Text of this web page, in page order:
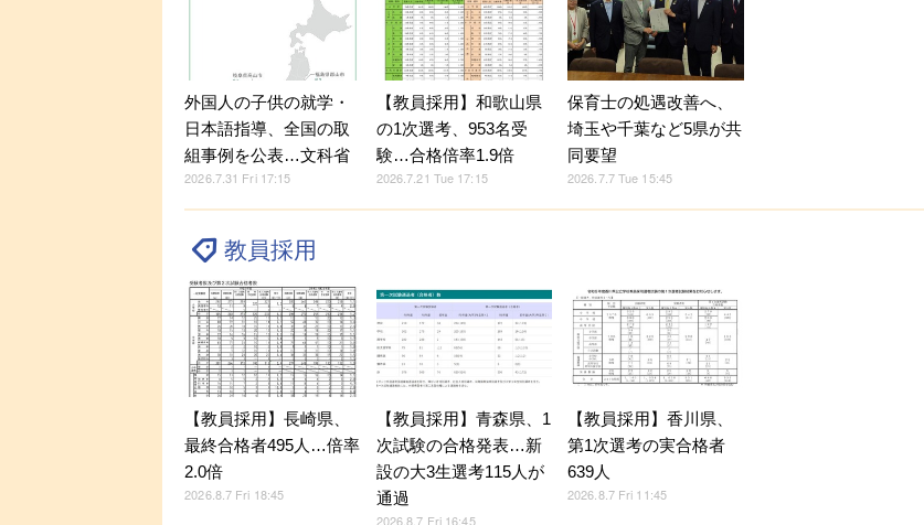
外国人の子供の就学・
日本語指導、全国の取
組事例を公表…文科省
2026.7.31 Fri 17:15
【教員採用】和歌山県
の1次選考、953名受
験…合格倍率1.9倍
2026.7.21 Tue 17:15
保育士の処遇改善へ、
埼玉や千葉など5県が共
同要望
2026.7.7 Tue 15:45
教員採用
【教員採用】長崎県、
最終合格者495人…倍率
2.0倍
2026.8.7 Fri 18:45
【教員採用】青森県、1
次試験の合格発表…新
設の大3生選考115人が
通過
2026.8.7 Fri 16:45
【教員採用】香川県、
第1次選考の実合格者
639人
2026.8.7 Fri 11:45